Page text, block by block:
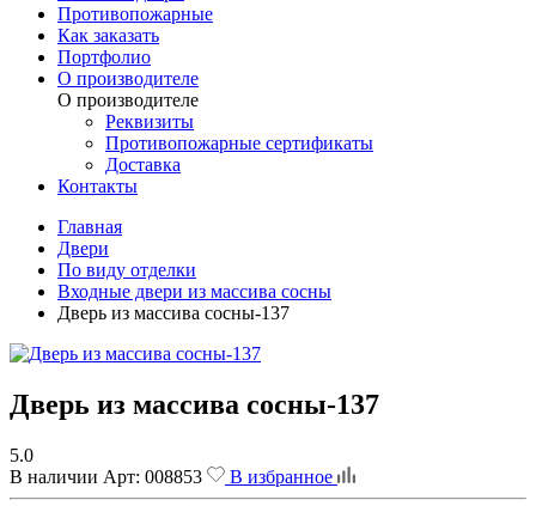
Противопожарные
Как заказать
Портфолио
О производителе
О производителе
Реквизиты
Противопожарные сертификаты
Доставка
Контакты
Главная
Двери
По виду отделки
Входные двери из массива сосны
Дверь из массива сосны-137
Дверь из массива сосны-137
5.0
В наличии Арт: 008853 В избранное